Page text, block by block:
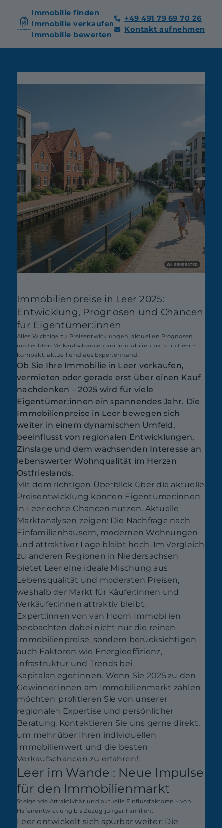
Immobilie finden
Immobilie verkaufen
Immobilie bewerten
+49 491 79 69 70 26
Kontakt aufnehmen
Immobilienpreise in Leer 2025:
Entwicklung, Prognosen und Chancen
für Eigentümer:innen
Alles Wichtige zu Preisentwicklungen, aktuellen Prognosen
und echten Verkaufschancen am Immobilienmarkt in Leer –
kompakt, aktuell und aus Expertenhand.
Ob Sie Ihre Immobilie in Leer verkaufen,
vermieten oder gerade erst über einen Kauf
nachdenken – 2025 wird für viele
Eigentümer:innen ein spannendes Jahr. Die
Immobilienpreise in Leer bewegen sich
weiter in einem dynamischen Umfeld,
beeinflusst von regionalen Entwicklungen,
Zinslage und dem wachsenden Interesse an
lebenswerter Wohnqualität im Herzen
Ostfrieslands.
Mit dem richtigen Überblick über die aktuelle
Preisentwicklung können Eigentümer:innen
in Leer echte Chancen nutzen. Aktuelle
Marktanalysen zeigen: Die Nachfrage nach
Einfamilienhäusern, modernen Wohnungen
und attraktiver Lage bleibt hoch. Im Vergleich
zu anderen Regionen in Niedersachsen
bietet Leer eine ideale Mischung aus
Lebensqualität und moderaten Preisen,
weshalb der Markt für Käufer:innen und
Verkäufer:innen attraktiv bleibt.
Expert:innen von van Hoorn Immobilien
beobachten dabei nicht nur die reinen
Immobilienpreise, sondern berücksichtigen
auch Faktoren wie Energieeffizienz,
Infrastruktur und Trends bei
Kapitalanleger:innen. Wenn Sie 2025 zu den
Gewinner:innen am Immobilienmarkt zählen
möchten, profitieren Sie von unserer
regionalen Expertise und persönlicher
Beratung. Kontaktieren Sie uns gerne direkt,
um mehr über Ihren individuellen
Immobilienwert und die besten
Verkaufschancen zu erfahren!
Leer im Wandel: Neue Impulse
für den Immobilienmarkt
Steigende Attraktivität und aktuelle Einflussfaktoren – von
Hafenentwicklung bis Zuzug junger Familien.
Leer entwickelt sich spürbar weiter: Die